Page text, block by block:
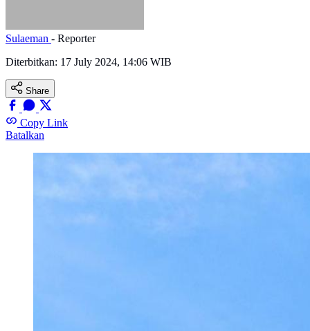
Sulaeman - Reporter
Diterbitkan: 17 July 2024, 14:06 WIB
Share
Copy Link
Batalkan